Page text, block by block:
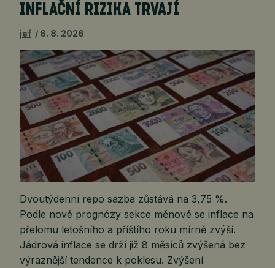
INFLAČNÍ RIZIKA TRVAJÍ
jef 6. 8. 2026
Dvoutýdenní repo sazba zůstává na 3,75 %.
Podle nové prognózy sekce měnové se inflace na
přelomu letošního a příštího roku mírně zvýší.
Jádrová inflace se drží již 8 měsíců zvýšená bez
výraznější tendence k poklesu. Zvýšení